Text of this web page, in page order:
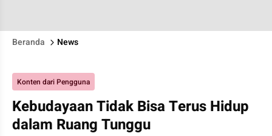
Beranda News
Konten dari Pengguna
Kebudayaan Tidak Bisa Terus Hidup
dalam Ruang Tunggu